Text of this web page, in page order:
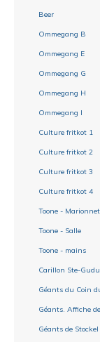
Beer
Ommegang B
Ommegang E
Ommegang G
Ommegang H
Ommegang I
Culture fritkot 1
Culture fritkot 2
Culture fritkot 3
Culture fritkot 4
Toone -
Toone - Salle
Toone - mains
Carillon Ste-
Géants du Coin
Géants. Affiche
Géants de Stockel